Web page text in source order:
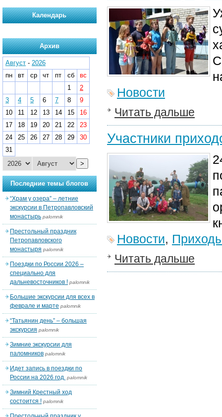
Новости
Читать дальше
Участники
Новости,
Читать дальше
Календарь
Архив
Август - 2026
пн
вт ср чт пт сб
вс
1
2
3
4 5 6 7 8
9
10
11 12 13 14 15
16
17
18 19 20 21 22
23
24
25 26 27 28 29
30
31
>
Последние темы блогов
“Храм у озера” – летние
экскурсии в Петропавловский
монастырь palomnik
Престольный праздник
Петропавловского
монастыря palomnik
Поездки по России 2026 –
специально для
дальневосточников ! palomnik
Большие экскурсии для всех в
феврале и марте palomnik
“Татьянин день” – большая
экскурсия palomnik
Зимние экскурсии для
паломников palomnik
Идет запись в поездки по
России на 2026 год. palomnik
Зимний Крестный ход
состоится ! palomnik